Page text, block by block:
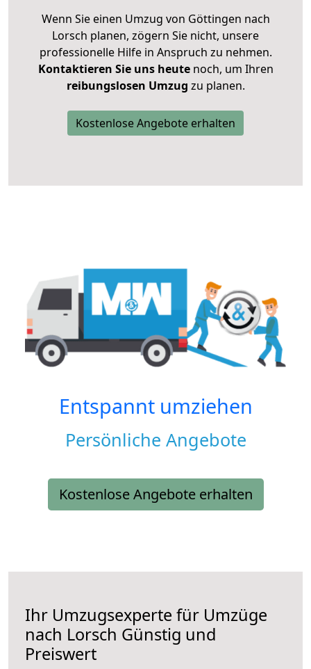
Wenn Sie einen Umzug von Göttingen nach
Lorsch planen, zögern Sie nicht, unsere
professionelle Hilfe in Anspruch zu nehmen.
Kontaktieren Sie uns heutenoch, um Ihren
reibungslosen Umzug zu planen.
Kostenlose Angebote erhalten
Entspannt umziehen
Persönliche Angebote
Kostenlose Angebote erhalten
Ihr Umzugsexperte für Umzüge
nach Lorsch Günstig und
Preiswert